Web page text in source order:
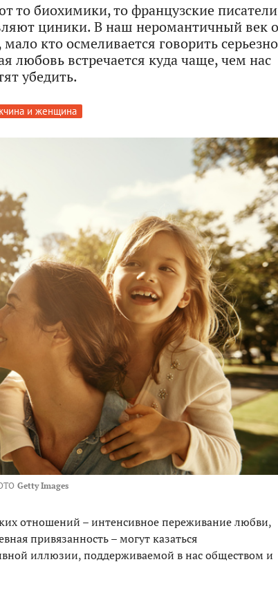
то биохимики, то французские
циники. В наш неромантичный век о
кто осмеливается говорить
любовь встречается куда чаще, чем нас
убедить.
и женщина
Getty Images
отношений – интенсивное переживание любви,
привязанность – могут казаться
иллюзии, поддерживаемой в нас обществом и